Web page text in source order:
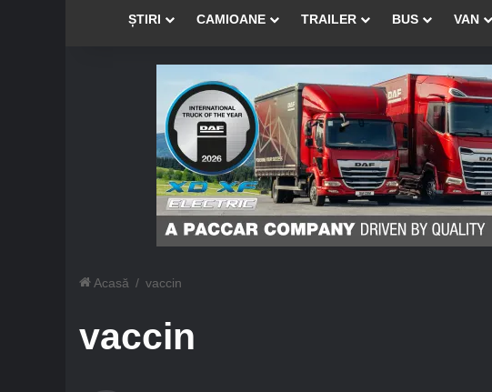
AcasăȘTIRI CAMIOANE TRAILER BUS VAN
Acasă / vaccin
vaccin